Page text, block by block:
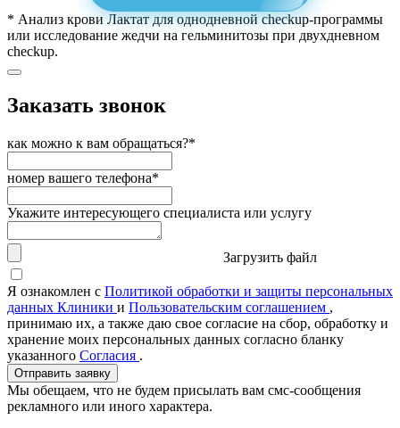
* Анализ крови Лактат для однодневной checkup-программы
или исследование жедчи на гельминитозы при двухдневном
checkup.
Заказать звонок
как можно к вам обращаться?*
номер вашего телефона*
Укажите интересующего специалиста или услугу
Загрузить файл
Я ознакомлен с Политикой обработки и защиты персональных
данных Клиники и Пользовательским соглашением ,
принимаю их, а также даю свое согласие на сбор, обработку и
хранение моих персональных данных согласно бланку
указанного Согласия .
Отправить заявку
Мы обещаем, что не будем присылать вам смс-сообщения
рекламного или иного характера.